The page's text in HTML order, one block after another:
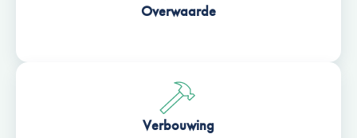
Overwaarde
Verbouwing